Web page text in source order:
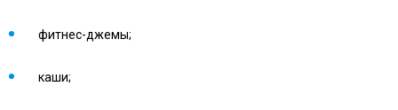
фитнес-джемы;
каши;